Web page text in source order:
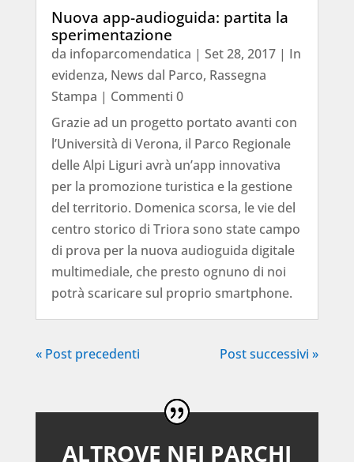
Nuova app-audioguida: partita la
sperimentazione
da infoparcomendatica | Set 28, 2017| In
evidenza, News dal Parco, Rassegna
Stampa | Commenti 0
Grazie ad un progetto portato avanti con
l’Università di Verona, il Parco Regionale
delle Alpi Liguri avrà un’app innovativa
per la promozione turistica e la gestione
del territorio. Domenica scorsa, le vie del
centro storico di Triora sono state campo
di prova per la nuova audioguida digitale
multimediale, che presto ognuno di noi
potrà scaricare sul proprio smartphone.
« Post precedenti Post successivi »
ALTROVE NEI PARCHI